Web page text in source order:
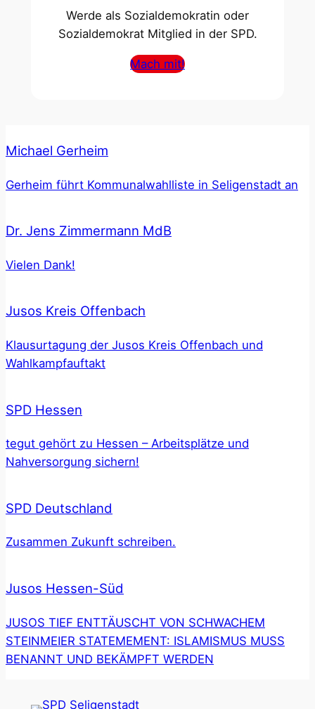
Werde als Sozialdemokratin oder
Sozialdemokrat Mitglied in der SPD.
Mach mit!
Michael Gerheim
Gerheim führt Kommunalwahlliste in Seligenstadt an
Dr. Jens Zimmermann MdB
Vielen Dank!
Jusos Kreis Offenbach
Klausurtagung der Jusos Kreis Offenbach und
Wahlkampfauftakt
SPD Hessen
tegut gehört zu Hessen – Arbeitsplätze und
Nahversorgung sichern!
SPD Deutschland
Zusammen Zukunft schreiben.
Jusos Hessen-Süd
JUSOS TIEF ENTTÄUSCHT VON SCHWACHEM
STEINMEIER STATEMEMENT: ISLAMISMUS MUSS
BENANNT UND BEKÄMPFT WERDEN